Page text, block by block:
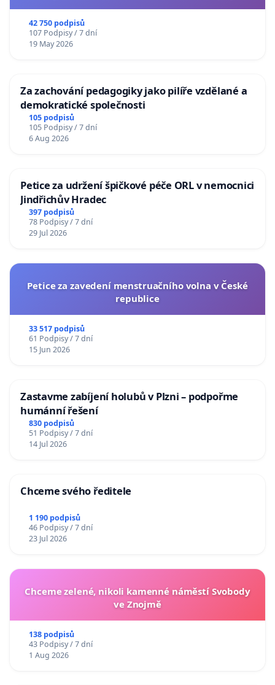
42 750 podpisů
107 Podpisy / 7 dní
19 May 2026
Za zachování pedagogiky jako pilíře vzdělané a
demokratické společnosti
105 podpisů
105 Podpisy / 7 dní
6 Aug 2026
Petice za udržení špičkové péče ORL v nemocnici
Jindřichův Hradec
397 podpisů
78 Podpisy / 7 dní
29 Jul 2026
Petice za zavedení menstruačního volna v České
republice
33 517 podpisů
61 Podpisy / 7 dní
15 Jun 2026
Zastavme zabíjení holubů v Plzni – podpořme
humánní řešení
830 podpisů
51 Podpisy / 7 dní
14 Jul 2026
Chceme svého ředitele
1 190 podpisů
46 Podpisy / 7 dní
23 Jul 2026
Chceme zelené, nikoli kamenné náměstí Svobody
ve Znojmě
138 podpisů
43 Podpisy / 7 dní
1 Aug 2026